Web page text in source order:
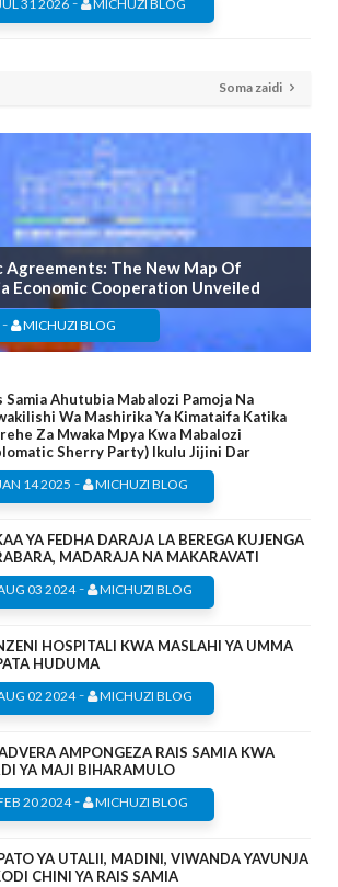
31 2026 MICHUZI BLOG
Soma zaidi
The New Map Of
Economic Cooperation Unveiled
- MICHUZI BLOG
Samia Ahutubia Mabalozi Pamoja Na
Wa Mashirika Ya Kimataifa Katika
Za Mwaka Mpya Kwa Mabalozi
Sherry Party) Ikulu Jijini Dar
14 2025 - MICHUZI BLOG
YA FEDHA DARAJA LA BEREGA KUJENGA
MADARAJA NA MAKARAVATI
03 2024- MICHUZI BLOG
HOSPITALI KWA MASLAHI YA UMMA
HUDUMA
02 2024- MICHUZI BLOG
AMPONGEZA RAIS SAMIA KWA
YA MAJI BIHARAMULO
20 2024- MICHUZI BLOG
YA UTALII, MADINI, VIWANDA YAVUNJA
CHINI YA RAIS SAMIA